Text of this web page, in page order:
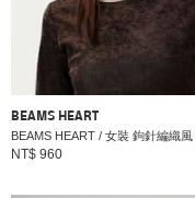
BEAMS HEART
BEAMS HEART / 女裝 鉤針編織
NT$ 960